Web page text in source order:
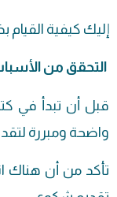
إليك كيفية القيام
التحقق من
قبل أن تبدأ في
واضحة ومبررة
تأكد من أن هناك